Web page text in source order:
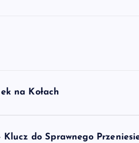
na Kołach
Klucz do Sprawnego